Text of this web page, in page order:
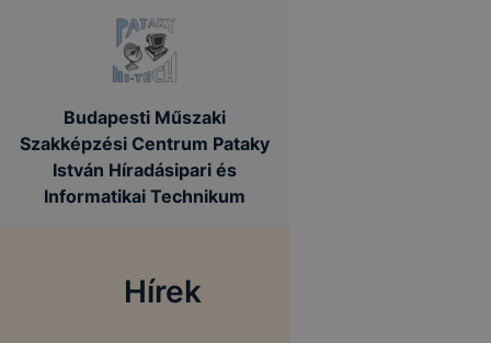
Budapesti Műszaki
Szakképzési Centrum Pataky
István Híradásipari és
Informatikai Technikum
Hírek